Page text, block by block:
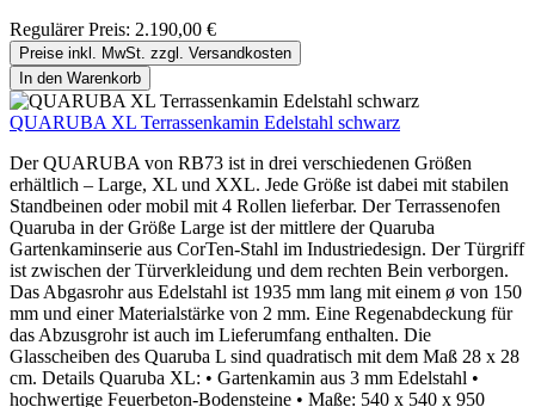
Regulärer Preis: 2.190,00 €
Preise inkl. MwSt. zzgl. Versandkosten
In den Warenkorb
QUARUBA XL Terrassenkamin Edelstahl schwarz
Der QUARUBA von RB73 ist in drei verschiedenen Größen
erhältlich – Large, XL und XXL. Jede Größe ist dabei mit stabilen
Standbeinen oder mobil mit 4 Rollen lieferbar. Der Terrassenofen
Quaruba in der Größe Large ist der mittlere der Quaruba
Gartenkaminserie aus CorTen-Stahl im Industriedesign. Der Türgriff
ist zwischen der Türverkleidung und dem rechten Bein verborgen.
Das Abgasrohr aus Edelstahl ist 1935 mm lang mit einem ø von 150
mm und einer Materialstärke von 2 mm. Eine Regenabdeckung für
das Abzusgrohr ist auch im Lieferumfang enthalten. Die
Glasscheiben des Quaruba L sind quadratisch mit dem Maß 28 x 28
cm. Details Quaruba XL: • Gartenkamin aus 3 mm Edelstahl •
hochwertige Feuerbeton-Bodensteine • Maße: 540 x 540 x 950